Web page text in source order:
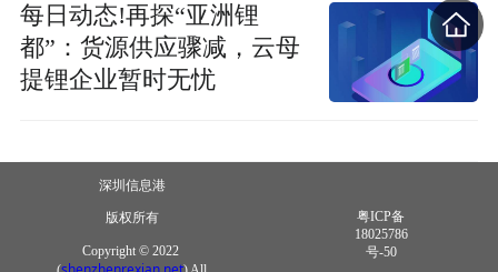
每日动态!再探“亚洲锂
都”：货源供应骤减，云母
提锂企业暂时无忧
深圳信息港
版权所有
Copyright © 2022
shenzhenrexian.net
粤ICP备
18025786
号-50